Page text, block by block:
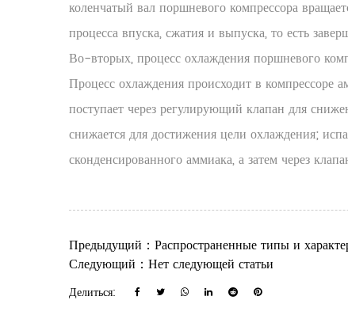
коленчатый вал поршневого компрессора
процесса впуска, сжатия и выпуска, то есть
Во-вторых, процесс охлаждения поршневого
Процесс охлаждения происходит в компрессоре
поступает через регулирующий клапан для
снижается для достижения цели охлаждения;
сконденсированного аммиака, а затем через
Предыдущий：Распространенные типы и
Следующий：Нет следующей статьи
Делиться: